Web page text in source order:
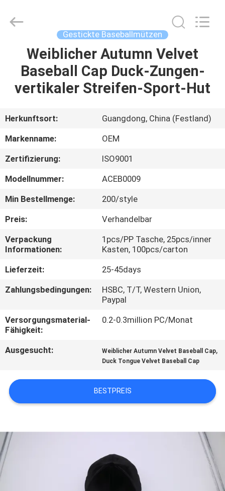
HAUS
PRODUKTE
ÜBER
UNS
FABRIK-
AUSFLUG
QUALITÄTSKONTROLLE
TRETEN
SIE
MIT
IN
VERBINDUNG
FÄLLE
SITEMAP
PRIVACY
POLICY
Ltd..
Gestickte Baseballmützen
Weiblicher Autumn Velvet
Baseball Cap Duck-Zungen-
vertikaler Streifen-Sport-Hut
Herkunftsort:
Guangdong, China (Festland)
Markenname:
OEM
Zertifizierung:
ISO9001
Modellnummer:
ACEB0009
Min Bestellmenge:
200/style
Preis:
Verhandelbar
Verpackung
Informationen:
1pcs/PP Tasche, 25pcs/inner
Kasten, 100pcs/carton
Lieferzeit:
25-45days
Zahlungsbedingungen:
HSBC, T/T, Western Union,
Paypal
Versorgungsmaterial-
Fähigkeit:
0.2-0.3million PC/Monat
Ausgesucht: Weiblicher Autumn Velvet Baseball Cap,
Duck Tongue Velvet Baseball Cap
BESTPREIS